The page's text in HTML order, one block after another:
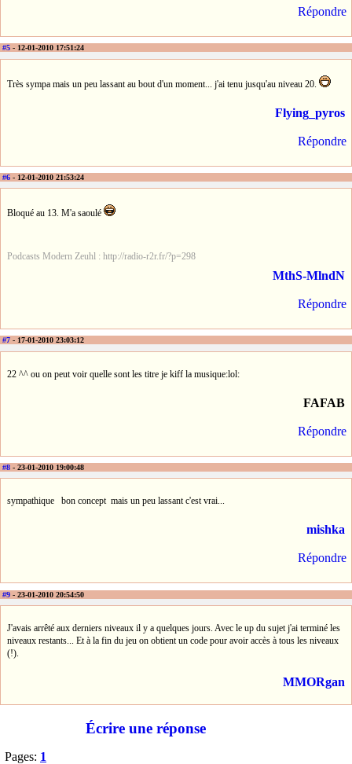
Répondre
#5 - 12-01-2010 17:51:24
Très sympa mais un peu lassant au bout d'un moment... j'ai tenu jusqu'au niveau 20.
Flying_pyros
Répondre
#6 - 12-01-2010 21:53:24
Bloqué au 13. M'a saoulé
Podcasts Modern Zeuhl : http://radio-r2r.fr/?p=298
MthS-MlndN
Répondre
#7 - 17-01-2010 23:03:12
22 ^^ ou on peut voir quelle sont les titre je kiff la musique:lol:
FAFAB
Répondre
#8 - 23-01-2010 19:00:48
sympathique bon concept mais un peu lassant c'est vrai...
mishka
Répondre
#9 - 23-01-2010 20:54:50
J'avais arrêté aux derniers niveaux il y a quelques jours. Avec le up du sujet j'ai terminé les
niveaux restants... Et à la fin du jeu on obtient un code pour avoir accès à tous les niveaux
(!).
MMORgan
Écrire une réponse
Pages: 1